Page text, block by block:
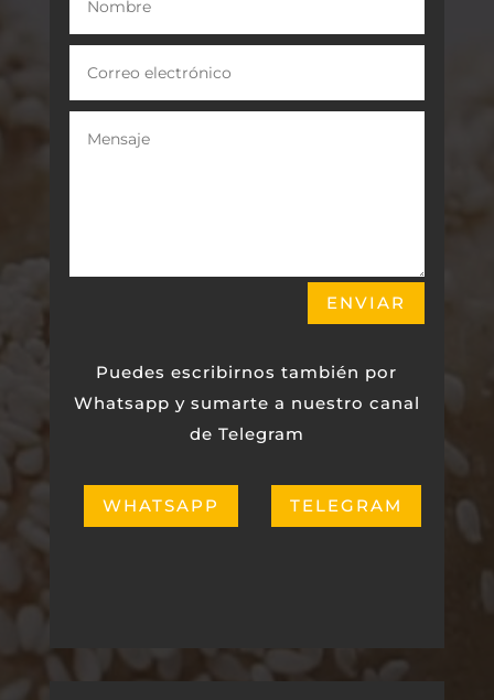
ENVIAR
Puedes escribirnos también por
Whatsapp y sumarte a nuestro canal
de Telegram
WHATSAPP TELEGRAM